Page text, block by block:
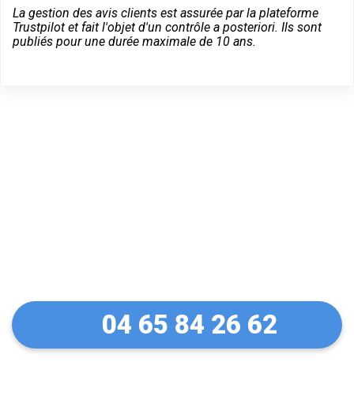
La gestion des avis clients est assurée par la plateforme
Trustpilot et fait l'objet d'un contrôle a posteriori. Ils sont
publiés pour une durée maximale de 10 ans.
04 65 84 26 62